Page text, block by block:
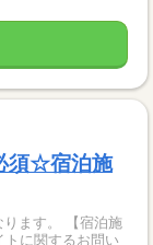
須☆宿泊施
ます。 【宿泊施
に関するお問い